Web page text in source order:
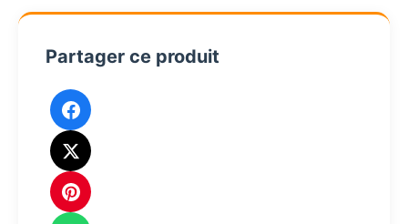
cordage
Cotret
Partager ce produit